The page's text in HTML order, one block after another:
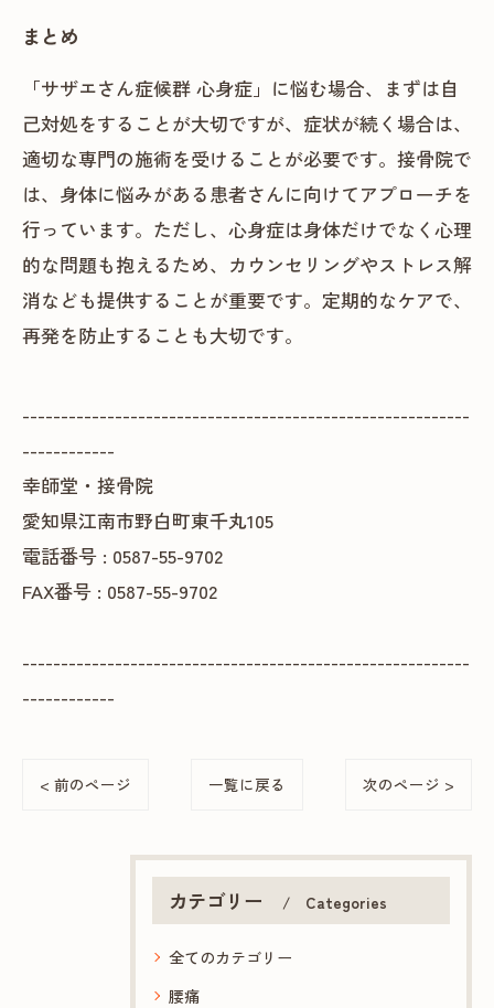
まとめ
「サザエさん症候群 心身症」に悩む場合、まずは自
己対処をすることが大切ですが、症状が続く場合は、
適切な専門の施術を受けることが必要です。接骨院で
は、身体に悩みがある患者さんに向けてアプローチを
行っています。ただし、心身症は身体だけでなく心理
的な問題も抱えるため、カウンセリングやストレス解
消なども提供することが重要です。定期的なケアで、
再発を防止することも大切です。
----------------------------------------------------------
------------
幸師堂・接骨院
愛知県江南市野白町東千丸105
電話番号 : 0587-55-9702
FAX番号 : 0587-55-9702
----------------------------------------------------------
------------
< 前のページ 一覧に戻る 次のページ >
カテゴリー Categories
全てのカテゴリー
腰痛